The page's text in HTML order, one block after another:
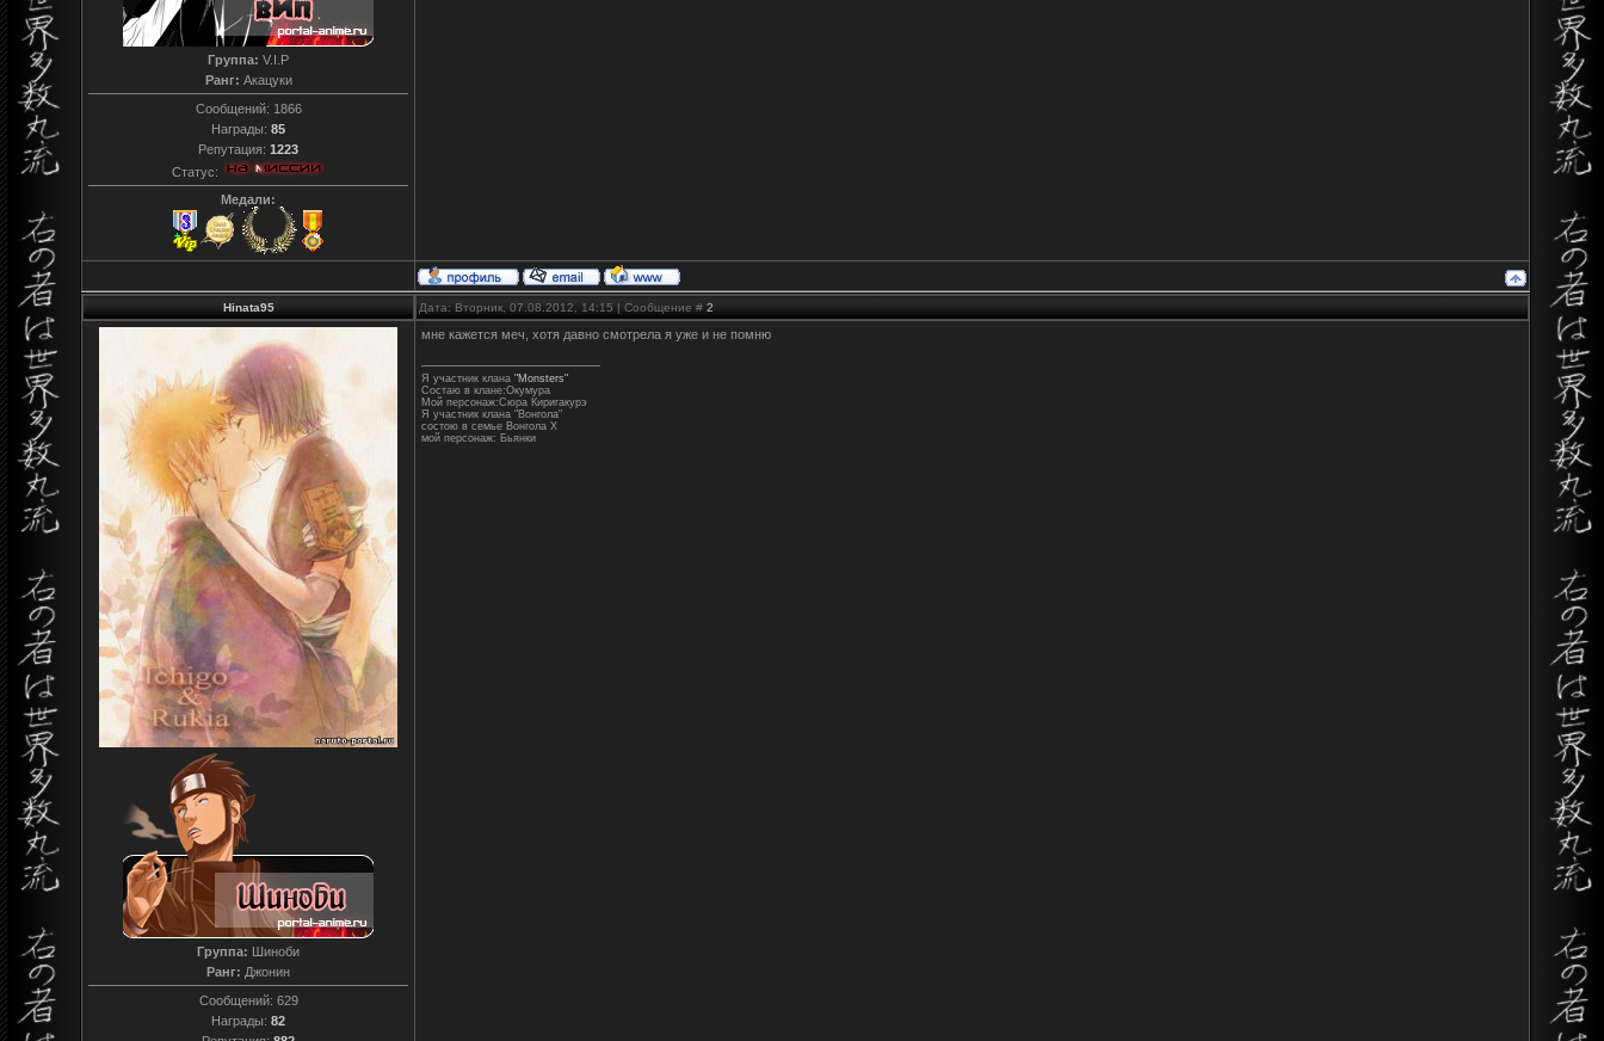
Группа: V.I.P
Ранг: Акацуки
Сообщений: 1866
Награды: 85
Репутация: 1223
Статус:
Медали:
Hinata95 Дата: Вторник, 07.08.2012, 14:15 | Сообщение # 2
Группа: Шиноби
Ранг: Джонин
Сообщений: 629
Награды: 82
мне кажется меч, хотя давно смотрела я уже и не помню
Я участник клана "Monsters"
Состаю в клане:Окумура
Мой персонаж:Сюра Киригакурэ
Я участник клана "Вонгола"
состою в семье Вонгола Х
мой персонаж: Бьянки